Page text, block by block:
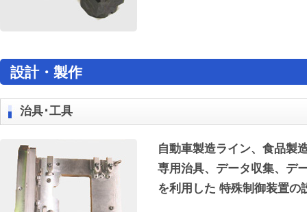
設計・製作
治具･工具
自動車製造ライン、食品製
専用治具、データ収集、デ
を利用した 特殊制御装置の